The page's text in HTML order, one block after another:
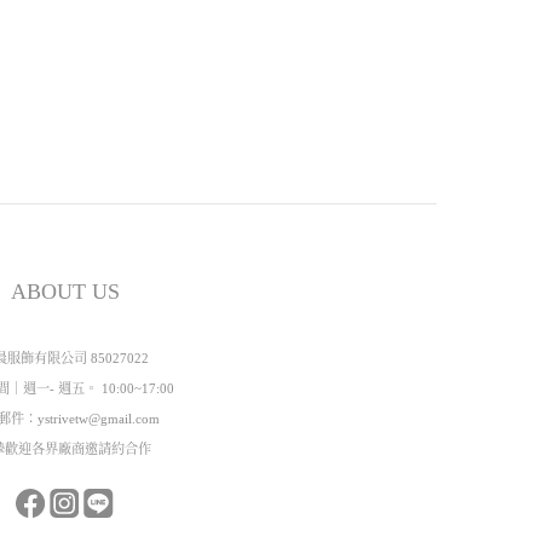
ABOUT US
服飾有限公司 85027022
｜週一- 週五。 10:00~17:00
件：ystrivetw@gmail.com
歡迎各界廠商邀請約合作